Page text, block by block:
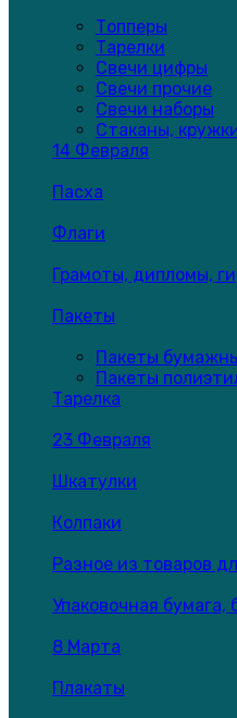
Топперы
Тарелки
Свечи цифры
Свечи прочие
Свечи наборы
Стаканы,
14 Февраля
Пасха
Флаги
Грамоты, дипломы,
Пакеты
Пакеты
Пакеты
Тарелка
23 Февраля
Шкатулки
Колпаки
Разное из товаров
Упаковочная бумага,
8 Марта
Плакаты